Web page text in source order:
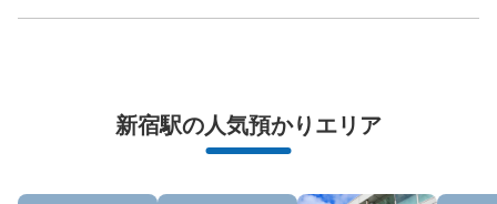
中央東改札入って右
荷物の破損、盗難等万が一に備えた保証も完備で安心
新宿駅の人気預かりエリア